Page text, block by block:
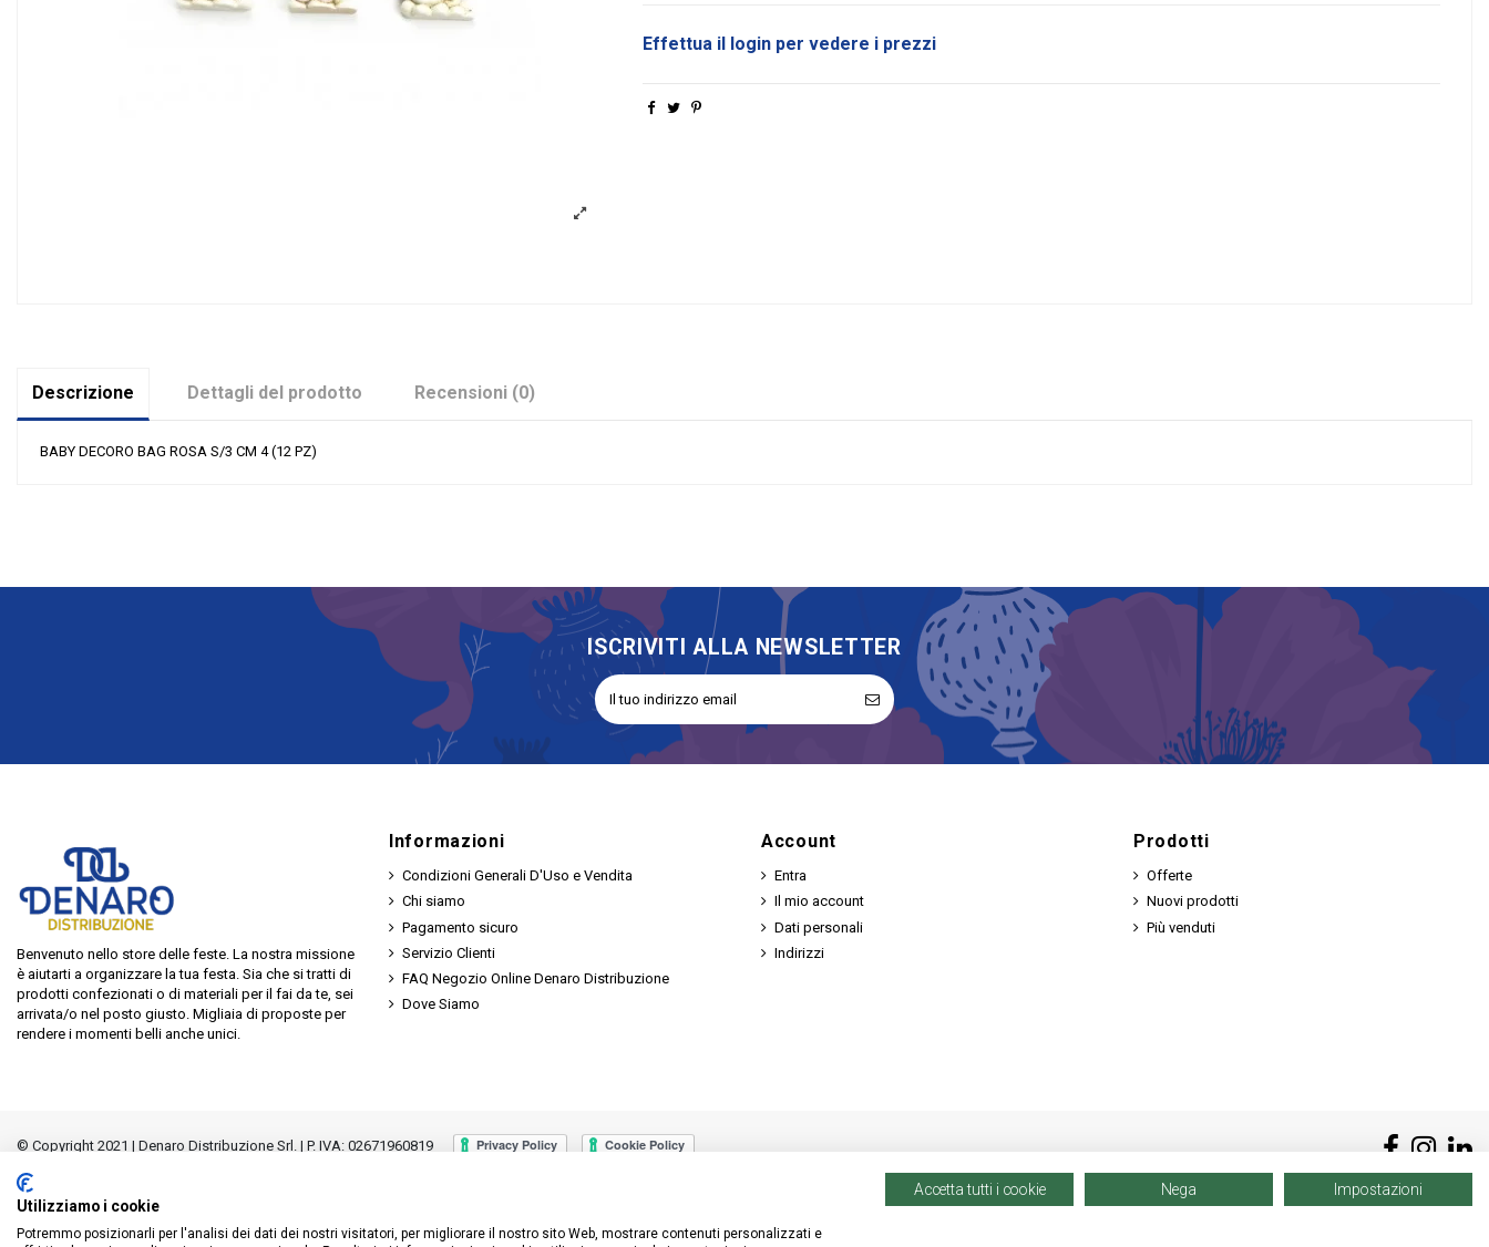
Effettua il login per vedere i prezzi
Descrizione Dettagli del prodotto Recensioni (0)
BABY DECORO BAG ROSA S/3 CM 4 (12 PZ)
ISCRIVITI ALLA NEWSLETTER
Benvenuto nello store delle feste. La nostra missione
è aiutarti a organizzare la tua festa. Sia che si tratti di
prodotti confezionati o di materiali per il fai da te, sei
arrivata/o nel posto giusto. Migliaia di proposte per
rendere i momenti belli anche unici.
Informazioni
Condizioni Generali D'Uso e Vendita
Chi siamo
Pagamento sicuro
Servizio Clienti
FAQ Negozio Online Denaro Distribuzione
Dove Siamo
Account
Entra
Il mio account
Dati personali
Indirizzi
Prodotti
Offerte
Nuovi prodotti
Più venduti
© Copyright 2021 | Denaro Distribuzione Srl. | P. IVA: 02671960819
Utilizziamo i cookie
Potremmo posizionarli per l'analisi dei dati dei nostri visitatori, per migliorare il nostro sito Web, mostrare contenuti personalizzati e
Accetta tutti i cookie Nega Impostazioni